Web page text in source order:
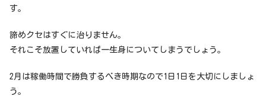
す。
諦めクセはすぐに治りません。
それこそ放置していれば一生身についてしまうでしょう。
2月は稼働時間で勝負するべき時期なので1日1日を大切にしましょ
う。